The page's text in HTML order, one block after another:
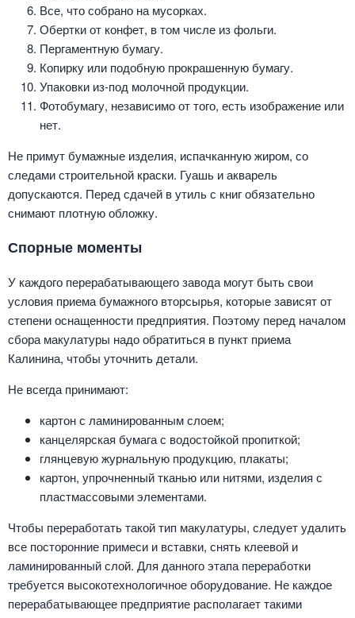
Все, что собрано на мусорках.
Обертки от конфет, в том числе из фольги.
Пергаментную бумагу.
Копирку или подобную прокрашенную бумагу.
Упаковки из-под молочной продукции.
Фотобумагу, независимо от того, есть изображение или
нет.
Не примут бумажные изделия, испачканную жиром, со
следами строительной краски. Гуашь и акварель
допускаются. Перед сдачей в утиль с книг обязательно
снимают плотную обложку.
Спорные моменты
У каждого перерабатывающего завода могут быть свои
условия приема бумажного вторсырья, которые зависят от
степени оснащенности предприятия. Поэтому перед началом
сбора макулатуры надо обратиться в пункт приема
Калинина, чтобы уточнить детали.
Не всегда принимают:
картон с ламинированным слоем;
канцелярская бумага с водостойкой пропиткой;
глянцевую журнальную продукцию, плакаты;
картон, упрочненный тканью или нитями, изделия с
пластмассовыми элементами.
Чтобы переработать такой тип макулатуры, следует удалить
все посторонние примеси и вставки, снять клеевой и
ламинированный слой. Для данного этапа переработки
требуется высокотехнологичное оборудование. Не каждое
перерабатывающее предприятие располагает такими